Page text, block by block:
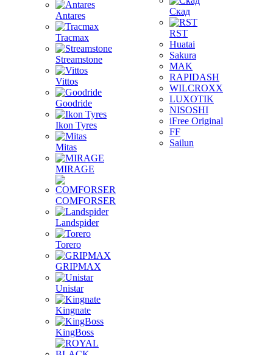
Antares
Tracmax
Streamstone
Vittos
Goodride
Ikon Tyres
Mitas
MIRAGE
COMFORSER
Landspider
Torero
GRIPMAX
Unistar
Kingnate
KingBoss
Скад
RST
Huatai
Sakura
MAK
RAPIDASH
WILCROXX
LUXOTIK
NISOSHI
iFree Original
FF
Sailun